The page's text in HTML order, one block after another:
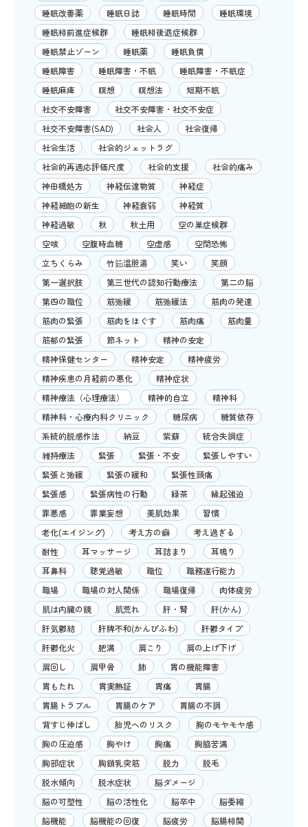
睡眠改善薬
睡眠日誌 睡眠時間
睡眠環境
睡眠相前進症候群
睡眠相後退症候群
睡眠禁止ゾーン
睡眠薬
睡眠負債
睡眠障害
睡眠障害・不眠
睡眠障害・不眠症
睡眠麻痺
瞑想 瞑想法
短期不眠
社交不安障害
社交不安障害・社交不安症
社交不安障害(SAD)
社会人
社会復帰
社会生活
社会的ジェットラグ
社会的再適応評価尺度
社会的支援
社会的痛み
神田橋処方
神経伝達物質
神経症
神経細胞の新生
神経衰弱
神経質
神経過敏
秋 秋土用
空の巣症候群
空咳
空腹時血糖 空虚感
空間恐怖
立ちくらみ
竹筎温胆湯 笑い
笑顔
第一選択肢
第三世代の認知行動療法
第二の脳
第四の職位
筋弛緩 筋弛緩法
筋肉の発達
筋肉の緊張
筋肉をほぐす 筋肉痛
筋肉量
筋郁の緊張
節ネット
精神の安定
精神保健センター
精神安定
精神疲労
精神疾患の月経前の悪化
精神症状
精神療法（心理療法）
精神的自立
精神科
精神科・心療内科クリニック
糖尿病
糖質依存
系統的脱感作法
納豆 紫蘇
統合失調症
維持療法
緊張 緊張・不安
緊張しやすい
緊張と弛緩
緊張の緩和
緊張性頭痛
緊張感
緊張病性の行動 緑茶
縁起強迫
罪悪感
罪業妄想 美肌効果
習慣
老化(エイジング)
考え方の癖
考え過ぎる
耐性
耳マッサージ 耳詰まり
耳鳴り
耳鼻科
聴覚過敏 職位
職務遂行能力
職場
職場の対人関係 職場復帰
肉体疲労
肌は内臓の鏡
肌荒れ 肝・腎
肝(かん)
肝気鬱結
肝脾不和(かんぴふわ)
肝鬱タイプ
肝鬱化火
肥満 肩こり
肩の上げ下げ
肩回し
肩甲骨 肺
胃の機能障害
胃もたれ
胃実熱証 胃痛
胃腸
胃腸トラブル
胃腸のケア
胃腸の不調
背すじ伸ばし
胎児へのリスク
胸のモヤモヤ感
胸の圧迫感
胸やけ 胸痛
胸脇苦満
胸部症状
胸鎖乳突筋 脱力
脱毛
脱水傾向
脱水症状
脳ダメージ
脳の可塑性
脳の活性化 脳卒中
脳委縮
脳機能
脳機能の回復 脳疲労
脳腸相関